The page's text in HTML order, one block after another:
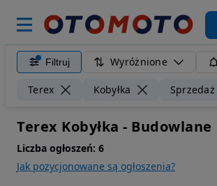
Filtruj Wyróżnione
Terex Kobyłka Sprzedaż
Terex Kobyłka - Budowlane
Liczba ogłoszeń: 6
Jak pozycjonowane są ogłoszenia?